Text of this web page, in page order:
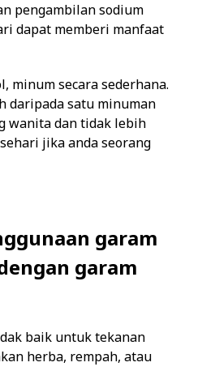
pengambilan sodium
dapat memberi manfaat
minum secara sederhana.
daripada satu minuman
wanita dan tidak lebih
jika anda seorang
garam
garam
baik untuk tekanan
herba, rempah, atau